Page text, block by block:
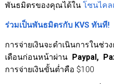
พันธมิตรของคุณได้ใน โซนไคล
ร่วมเป็นพันธมิตรกับ KVS ทันที!
การจ่ายเงินจะดำเนินการในช่ว
เดือนก่อนหน้าผ่าน Paypal,
การจ่ายเงินขั้นต่ำคือ $100